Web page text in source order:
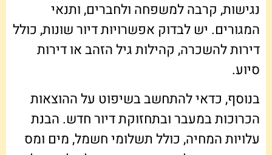
נגישות, קרבה למשפחה ולחברים, ותנאי
המגורים. יש לבדוק אפשרויות דיור שונות, כולל
דירות להשכרה, קהילות גיל הזהב או דירות
סיוע.
בנוסף, כדאי להתחשב בשיפוט על ההוצאות
הכרוכות במעבר ובתחזוקת דיור חדש. הבנת
עלויות המחיה, כולל תשלומי חשמל, מים ומס